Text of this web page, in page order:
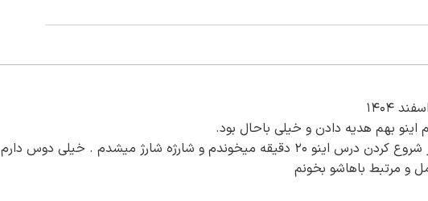
همیشه قبل از شروع کردن درس اینو ۲۰ دقیقه میخوندم و شارژه شارژ میشدم . خیلی دوس دارم
و مرتبط باهاشو بخونم